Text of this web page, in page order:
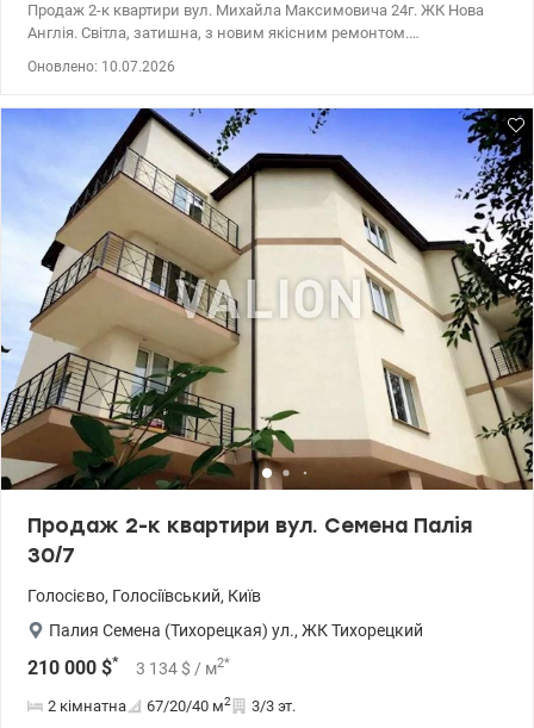
Продаж 2-к квартири вул. Михайла Максимовича 24г. ЖК Нова
Англія. Світла, затишна, з новим якісним ремонтом.
гармонійний інтер’єр у спокійних тонах 044 200 10 80
valion.ua/1148664
Оновлено: 10.07.2026
Продаж 2-к квартири вул. Семена Палія
30/7
Голосієво, Голосіївський, Київ
Палия Семена (Тихорецкая) ул., ЖК Тихорецкий
210 000 $* 3 134 $ / м2*
2 кімнатна 67/20/40 м2 3/3 эт.